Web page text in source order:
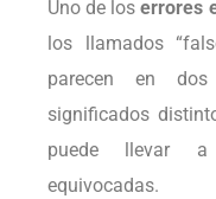
Uno de loserrores
los llamados
parecen en
significados
puede llevar a
equivocadas.